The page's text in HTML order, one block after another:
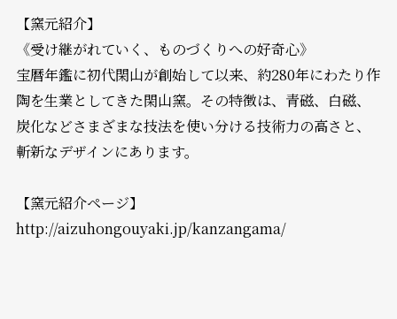
【窯元紹介】
《受け継がれていく、ものづくりへの好奇心》
宝暦年鑑に初代閑山が創始して以来、約280年にわたり作
陶を生業としてきた閑山窯。その特徴は、青磁、白磁、
炭化などさまざまな技法を使い分ける技術力の高さと、
斬新なデザインにあります。
【窯元紹介ページ】
http://aizuhongouyaki.jp/kanzangama/